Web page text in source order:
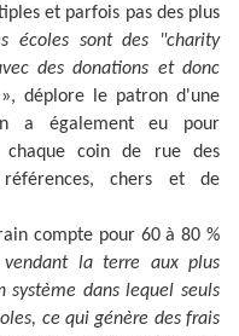
et parfois pas des plus
écoles sont des "charity
des donations et donc
déplore le patron d'une
a également eu pour
chaque coin de rue des
références, chers et de
compte pour 60 à 80 %
vendant la terre aux plus
dans lequel seuls
ce qui génère des frais